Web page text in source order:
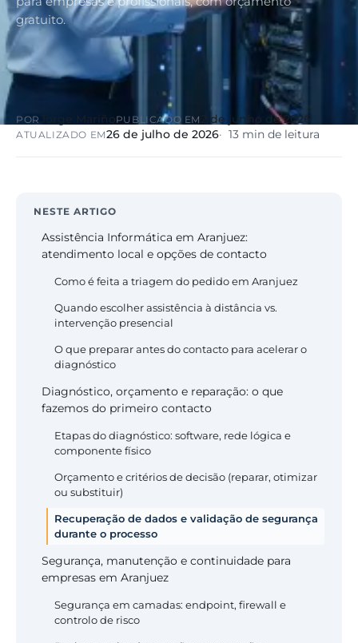
gratuito.
POR Jorge MariñoPUBLICADO EM 2 de junho de 2026
ATUALIZADO EM26 de julho de 2026 13 min de leitura
NESTE ARTIGO
Assistência Informática em Aranjuez:
atendimento local e opções de contacto
Como é feita a triagem do pedido em Aranjuez
Quando escolher assistência à distância vs.
intervenção presencial
O que preparar antes do contacto para acelerar o
diagnóstico
Diagnóstico, orçamento e reparação: o que
fazemos do primeiro contacto
Etapas do diagnóstico: software, rede lógica e
componente físico
Orçamento e critérios de decisão (reparar, otimizar
ou substituir)
Recuperação de dados e validação de segurança
durante o processo
Segurança, manutenção e continuidade para
empresas em Aranjuez
Segurança em camadas: endpoint, firewall e
controlo de risco